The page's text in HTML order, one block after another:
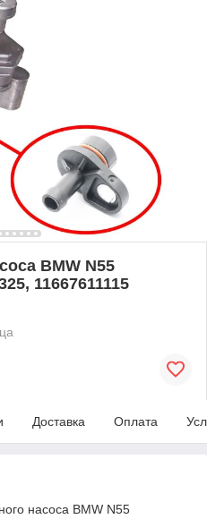
BMW N55
11667611115
Доставка Оплата
насоса BMW N55